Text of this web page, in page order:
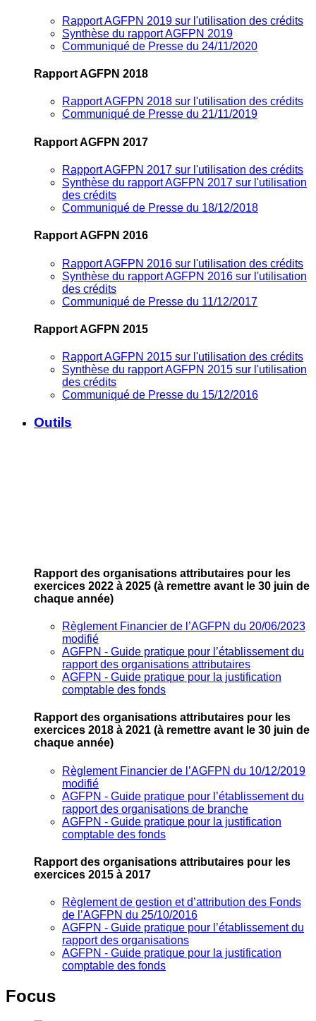
Rapport AGFPN 2019 sur l'utilisation des crédits
Synthèse du rapport AGFPN 2019
Communiqué de Presse du 24/11/2020
Rapport AGFPN 2018
Rapport AGFPN 2018 sur l'utilisation des crédits
Communiqué de Presse du 21/11/2019
Rapport AGFPN 2017
Rapport AGFPN 2017 sur l'utilisation des crédits
Synthèse du rapport AGFPN 2017 sur l'utilisation
des crédits
Communiqué de Presse du 18/12/2018
Rapport AGFPN 2016
Rapport AGFPN 2016 sur l'utilisation des crédits
Synthèse du rapport AGFPN 2016 sur l'utilisation
des crédits
Communiqué de Presse du 11/12/2017
Rapport AGFPN 2015
Rapport AGFPN 2015 sur l'utilisation des crédits
Synthèse du rapport AGFPN 2015 sur l'utilisation
des crédits
Communiqué de Presse du 15/12/2016
Outils
Rapport des organisations attributaires pour les
exercices 2022 à 2025 (à remettre avant le 30 juin de
chaque année)
Règlement Financier de l’AGFPN du 20/06/2023
modifié
AGFPN ‐ Guide pratique pour l’établissement du
rapport des organisations attributaires
AGFPN ‐ Guide pratique pour la justification
comptable des fonds
Rapport des organisations attributaires pour les
exercices 2018 à 2021 (à remettre avant le 30 juin de
chaque année)
Règlement Financier de l’AGFPN du 10/12/2019
modifié
AGFPN ‐ Guide pratique pour l’établissement du
rapport des organisations de branche
AGFPN ‐ Guide pratique pour la justification
comptable des fonds
Rapport des organisations attributaires pour les
exercices 2015 à 2017
Règlement de gestion et d’attribution des Fonds
de l’AGFPN du 25/10/2016
AGFPN ‐ Guide pratique pour l’établissement du
rapport des organisations
AGFPN ‐ Guide pratique pour la justification
comptable des fonds
Focus